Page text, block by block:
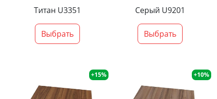
Титан U3351
Выбрать
Серый U9201
Выбрать
+15% +10%